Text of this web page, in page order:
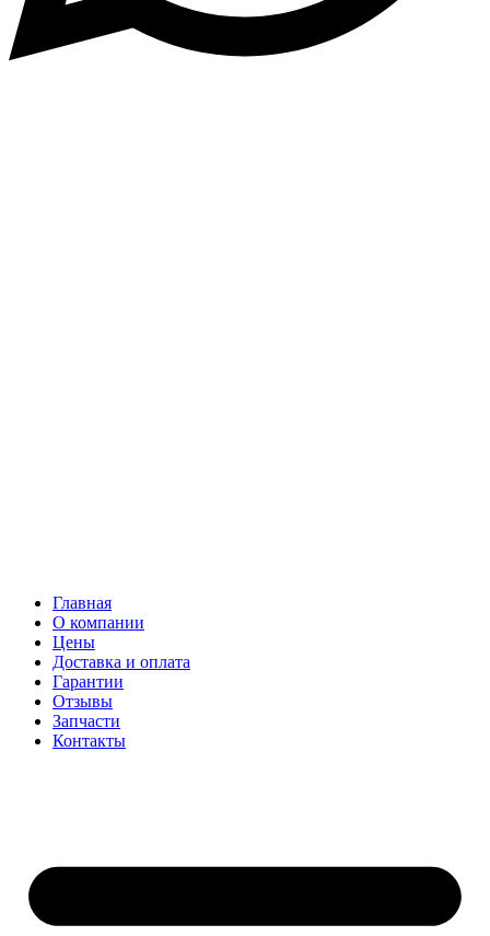
Главная
О компании
Цены
Доставка и оплата
Гарантии
Отзывы
Запчасти
Контакты